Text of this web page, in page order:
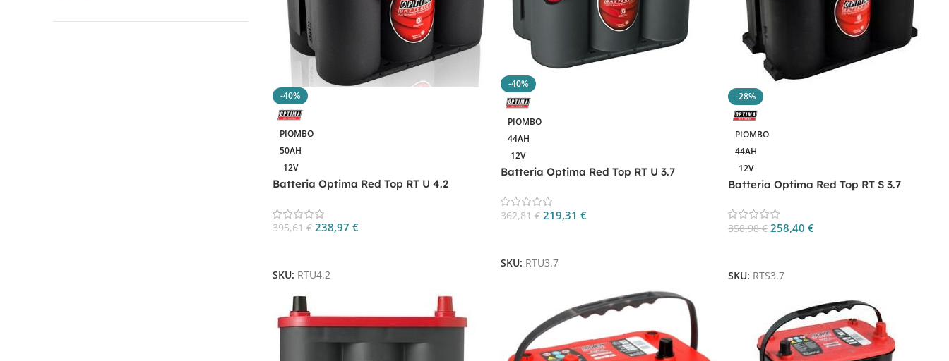
-40%
PIOMBO
50AH
12V
Batteria Optima Red Top RT U 4.2
395,61€ 238,97 €
SKU: RTU4.2
-40%
PIOMBO
44AH
12V
Batteria Optima Red Top RT U 3.7
362,81€ 219,31 €
SKU: RTU3.7
-28%
PIOMBO
44AH
12V
Batteria Optima Red Top RT S 3.7
358,98€ 258,40€
SKU: RTS3.7